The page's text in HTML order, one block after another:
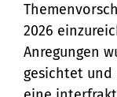
2026
Anregungen
gesichtet